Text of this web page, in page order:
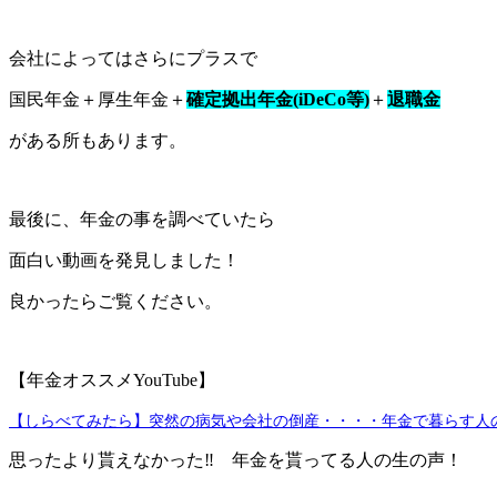
会社によってはさらにプラスで
国民年金＋厚生年金＋確定拠出年金(iDeCo等)＋退職金
がある所もあります。
最後に、年金の事を調べていたら
面白い動画を発見しました！
良かったらご覧ください。
【年金オススメYouTube】
【しらべてみたら】突然の病気や会社の倒産・・・・年金で暮らす人
思ったより貰えなかった‼ 年金を貰ってる人の生の声！